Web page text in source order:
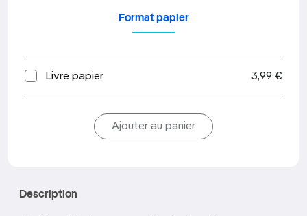
Format papier
Livre papier 3,99 €
Description